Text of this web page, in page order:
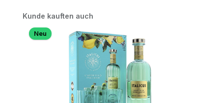
Produktgalerie überspringen
Kunde kauften auch
Neu